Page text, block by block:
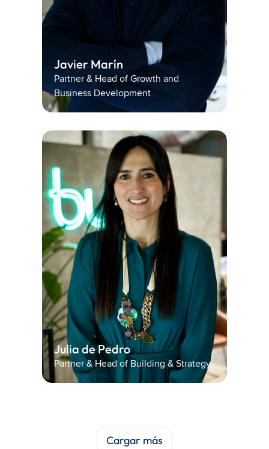
Javier Marín
Partner & Head of Growth and
Business Development
Julia de Pedro
Partner & Head of Building & Strategy
Cargar más